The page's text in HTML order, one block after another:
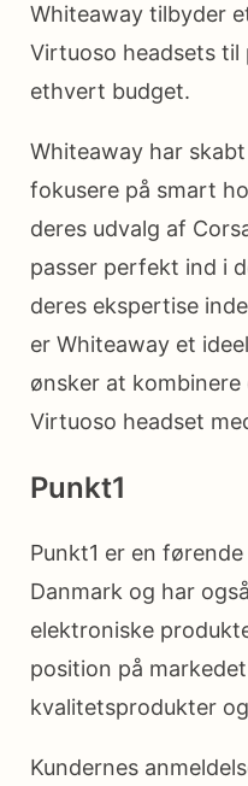
Whiteaway tilbyder
Virtuoso headsets til
ethvert budget.
Whiteaway har
fokusere på smart
deres udvalg af
passer perfekt ind i
deres ekspertise
er Whiteaway et
ønsker at
Virtuoso headset
Punkt1
Punkt1 er en
Danmark og har
elektroniske
position på
kvalitetsprodukter
Kundernes